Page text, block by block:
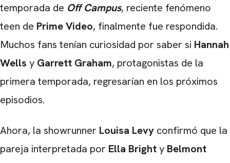
temporada de Off Campus, reciente fenómeno
teen de Prime Video, finalmente fue respondida.
Muchos fans tenían curiosidad por saber si Hannah
Wells y Garrett Graham, protagonistas de la
primera temporada, regresarían en los próximos
episodios.
Ahora, la showrunner Louisa Levy confirmó que la
pareja interpretada por Ella Brighty Belmont